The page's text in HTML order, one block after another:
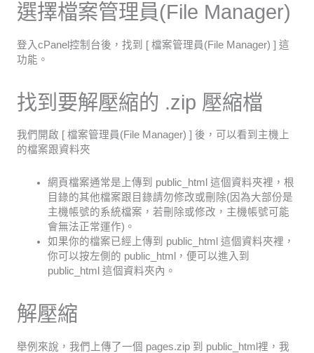
選擇檔案管理員(File Manager)
登入cPanel控制台後，找到 [ 檔案管理員(File Manager) ] 這
功能。
找到要解壓縮的 .zip 壓縮檔
我們開啟 [ 檔案管理員(File Manager) ] 後，可以看到主機上
的檔案跟資料夾
網頁檔案通常是上傳到 public_html 這個資料夾裡，根
目錄的其他檔案跟目錄請勿修改或刪除(因為大部份是
主機帳號的系統檔案，若刪除或修改，主機帳號可能
會無法正常運作)。
如果你的檔案已經上傳到 public_html 這個資料夾裡，
你可以按左側的 public_html，便可以進入到
public_html 這個資料夾內。
解壓縮
舉例來說，我們上傳了一個 pages.zip 到 public_html裡，我